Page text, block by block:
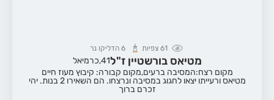
61 צפיות 6 הדליקו נר
מטיאס בורשטיין ז"ל41, כרמיאל
מקום רצח:המסיבה ברעים,מקום קבורה: קיבוץ מעוז חיים
מטיאס ורעייתו יצאו לחגוג במסיבה ונרצחו. הם השאירו 2 בנות. יהי
זכרם ברוך